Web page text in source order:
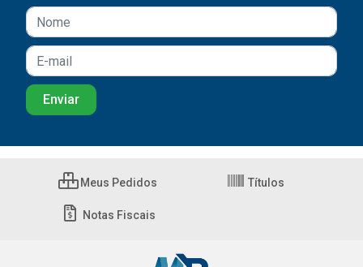
Meus Pedidos Títulos
Notas Fiscais